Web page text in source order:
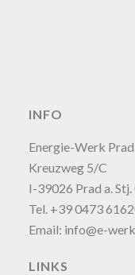
INFO
Energie-Werk
Kreuzweg 5/C
I-39026 Prad a. Stj.
Tel. +39 0473
Email: info@e-
LINKS